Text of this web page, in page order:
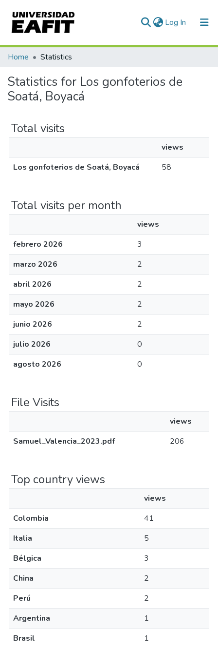
Log In (current)
Communities & Collections
All of DSpace
Home Statistics
Statistics for Los gonfoterios de
Soatá, Boyacá
Total visits
views
Los gonfoterios de Soatá, Boyacá
58
Total visits per month
views
febrero 2026
3
marzo 2026
2
abril 2026
2
mayo 2026
2
junio 2026
2
julio 2026
0
agosto 2026
0
File Visits
views
Samuel_Valencia_2023.pdf
206
Top country views
views
Colombia
41
Italia
5
Bélgica
3
China
2
Perú
2
Argentina
1
Brasil
1